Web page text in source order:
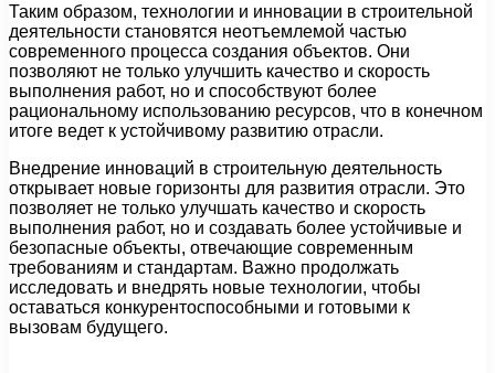
Таким образом, технологии и инновации в строительной
деятельности становятся неотъемлемой частью
современного процесса создания объектов. Они
позволяют не только улучшить качество и скорость
выполнения работ, но и способствуют более
рациональному использованию ресурсов, что в конечном
итоге ведет к устойчивому развитию отрасли.
Внедрение инноваций в строительную деятельность
открывает новые горизонты для развития отрасли. Это
позволяет не только улучшать качество и скорость
выполнения работ, но и создавать более устойчивые и
безопасные объекты, отвечающие современным
требованиям и стандартам. Важно продолжать
исследовать и внедрять новые технологии, чтобы
оставаться конкурентоспособными и готовыми к
вызовам будущего.